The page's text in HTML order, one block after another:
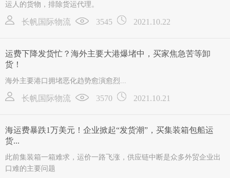
运人的货物，排除货运代理。
长帆国际物流 3545 2021.10.22
运费下降发货忙？海外主要大港爆堵中，买家焦急苦等卸
货！
海外主要港口拥堵恶化趋势愈演愈烈...
长帆国际物流 3570 2021.10.21
海运费暴跌1万美元！企业掀起“发货潮”，买集装箱包船运
货...
此前集装箱一箱难求，运价一路飞涨，供应链中断是众多外贸企业出
口难的主要问题